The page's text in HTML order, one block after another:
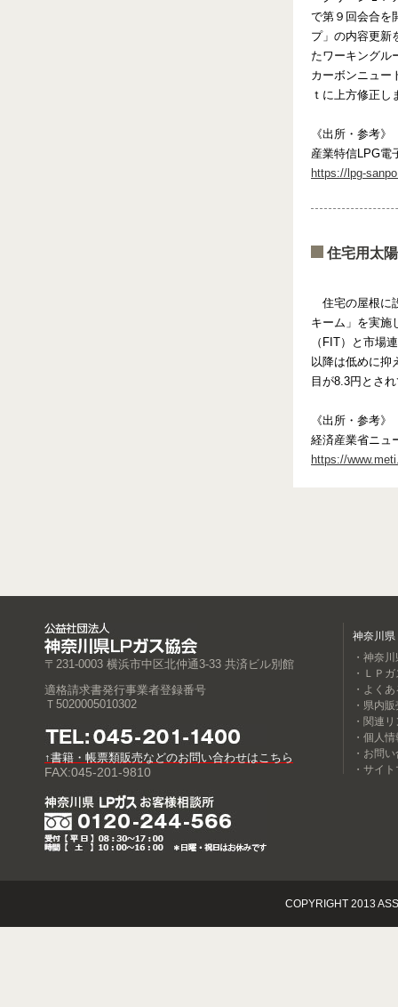
で第９回会合を
プ」の内容更新
たワーキングル
カーボンニュー
ｔに上方修正し
《出所・参考》
産業特信LPG電
https://lpg-
住宅用太
住宅の屋根に
キーム」を実施
（FIT）と市場
以降は低めに抑
目が8.3円とさ
《出所・参考》
経済産業省ニュ
https://
〒231-0003 横浜市中区北仲通3-33 共済ビル別館
適格請求書発行事業者登録番号
Ｔ5020005010302
↑書籍・帳票類販売などのお問い合わせはこちら
FAX:045-201-9810
神奈川県
・神奈
・ＬＰ
・よく
・県内
・関連
・個人
・お問
・サイ
COPYRIGHT 2013